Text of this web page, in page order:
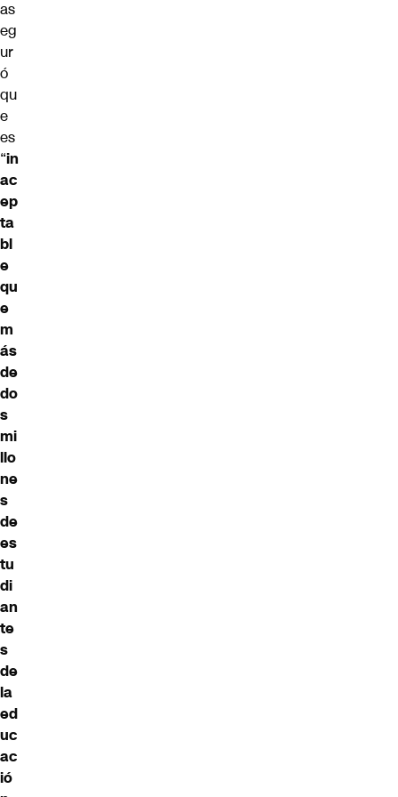
as
eg
ur
ó
qu
e
es
“in
ac
ep
ta
bl
e
qu
e
m
ás
de
do
s
mi
llo
ne
s
de
es
tu
di
an
te
s
de
la
ed
uc
ac
ió